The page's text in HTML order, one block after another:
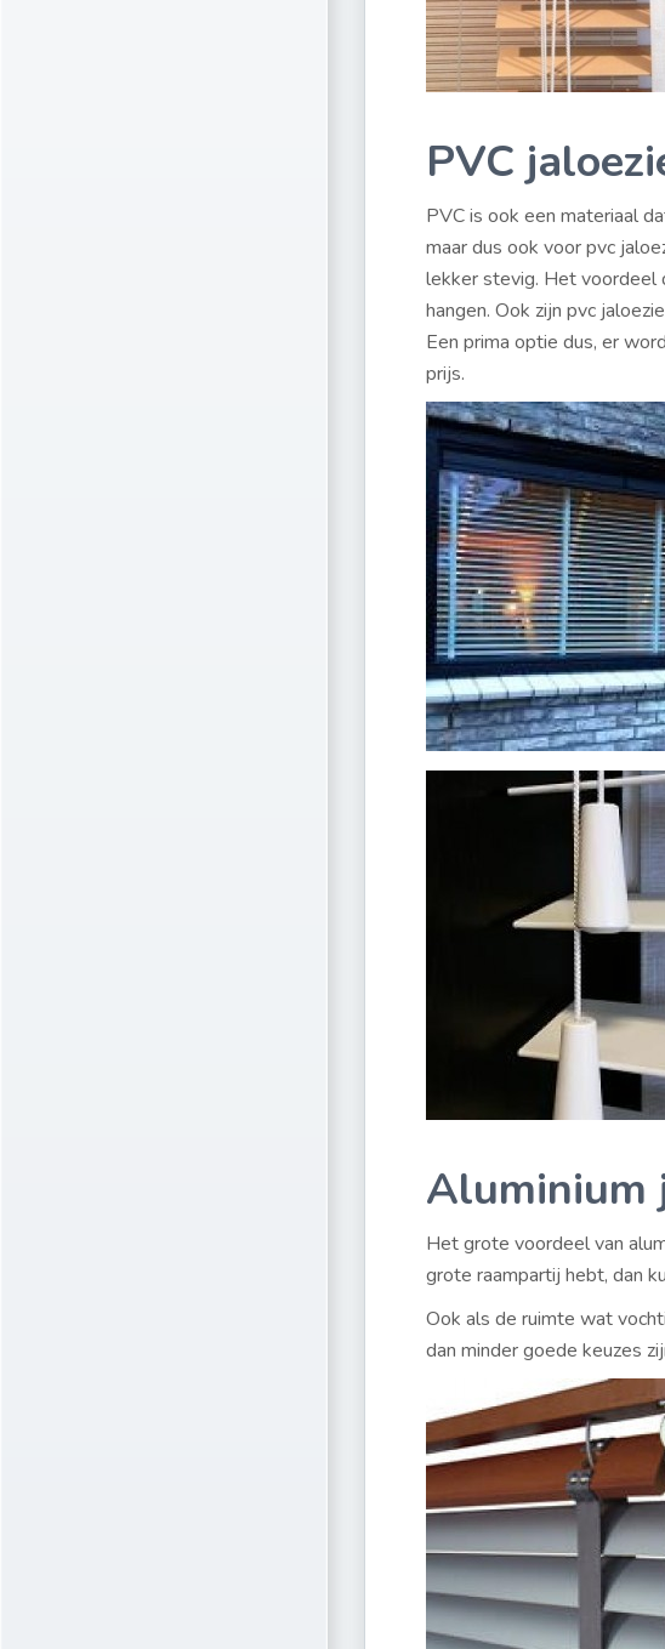
PVC
PVC is ook een materiaal
maar dus ook voor pvc
lekker stevig. Het voordeel
hangen. Ook zijn pvc
Een prima optie dus, er
prijs.
Aluminium
Het grote voordeel van
grote raampartij hebt, dan
Ook als de ruimte wat
dan minder goede keuzes